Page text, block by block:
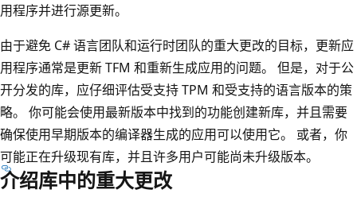
用程序并进行源更新。
由于避免 C# 语言团队和运行时团队的重大更改的目标，更新应
用程序通常是更新 TFM 和重新生成应用的问题。 但是，对于公
开分发的库，应仔细评估受支持 TPM 和受支持的语言版本的策
略。 你可能会使用最新版本中找到的功能创建新库，并且需要
确保使用早期版本的编译器生成的应用可以使用它。 或者，你
可能正在升级现有库，并且许多用户可能尚未升级版本。
介绍库中的重大更改